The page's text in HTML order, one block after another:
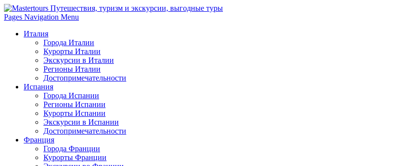
Pages Navigation Menu
Италия
Города Италии
Курорты Италии
Экскурсии в Италии
Регионы Италии
Достопримечательности
Испания
Города Испании
Регионы Испании
Курорты Испании
Экскурсии в Испании
Достопримечательности
Франция
Города Франции
Курорты Франции